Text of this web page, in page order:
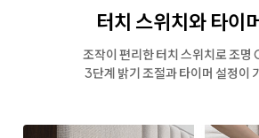
터치 스위치와 타이
조작이 편리한 터치 스위치로 조
3단계 밝기 조절과 타이머 설정이